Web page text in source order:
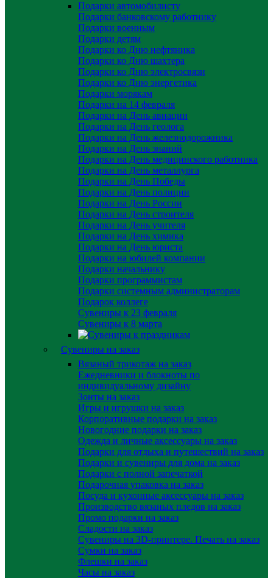
Подарки автомобилисту
Подарки банковскому работнику
Подарки военным
Подарки детям
Подарки ко Дню нефтяника
Подарки ко Дню шахтера
Подарки ко Дню электросвязи
Подарки ко Дню энергетика
Подарки морякам
Подарки на 14 февраля
Подарки на День авиации
Подарки на День геолога
Подарки на День железнодорожника
Подарки на День знаний
Подарки на День медицинского работника
Подарки на День металлурга
Подарки на День Победы
Подарки на День полиции
Подарки на День России
Подарки на День строителя
Подарки на День учителя
Подарки на День химика
Подарки на День юриста
Подарки на юбилей компании
Подарки начальнику
Подарки программистам
Подарки системным администраторам
Подарок коллеге
Сувениры к 23 февраля
Сувениры к 8 марта
Сувениры на заказ
Вязаный трикотаж на заказ
Ежедневники и блокноты по
индивидуальному дизайну
Зонты на заказ
Игры и игрушки на заказ
Корпоративные подарки на заказ
Новогодние подарки на заказ
Одежда и личные аксессуары на заказ
Подарки для отдыха и путешествий на заказ
Подарки и сувениры для дома на заказ
Подарки с полной запечаткой
Подарочная упаковка на заказ
Посуда и кухонные аксессуары на заказ
Производство вязаных пледов на заказ
Промо подарки на заказ
Сладости на заказ
Сувениры на 3D-принтере. Печать на заказ
Сумки на заказ
Флешки на заказ
Часы на заказ